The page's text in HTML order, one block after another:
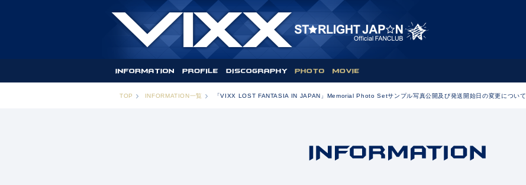
TOP INFORMATION一覧 「VIXX LOST FANTASIA IN JAPAN」Memorial Photo Setサンプル写真公開及び発送開始日の変更について